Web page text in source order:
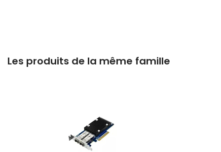
Les produits de la même famille